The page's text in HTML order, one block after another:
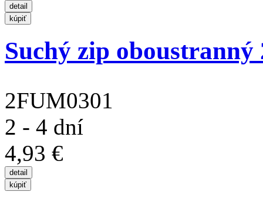
Suchý zip oboustranný
2FUM0301
2 - 4 dní
4,93 €